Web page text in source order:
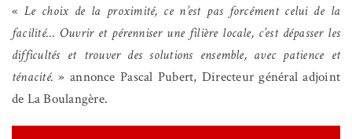
« Le choix de la proximité, ce n’est pas forcément celui de la
facilité… Ouvrir et pérenniser une filière locale, c’est dépasser les
difficultés et trouver des solutions ensemble, avec patience et
ténacité. » annonce Pascal Pubert, Directeur général adjoint
de La Boulangère.